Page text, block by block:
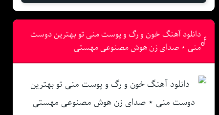
دانلود آهنگ خون و رگ و پوست منی تو بهترین دوست
منی ⋆ صدای زن هوش مصنوعی مهستی